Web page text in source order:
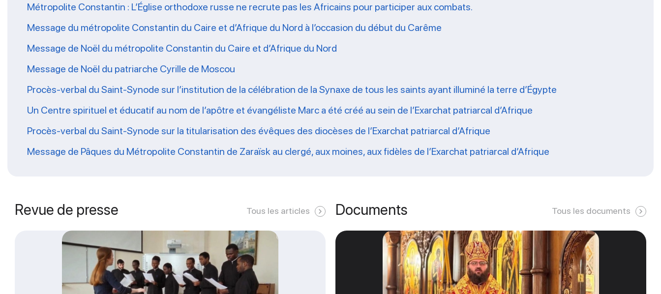
Métropolite Constantin : L’Église orthodoxe russe ne recrute pas les Africains pour participer aux combats.
Message du métropolite Constantin du Caire et d’Afrique du Nord à l’occasion du début du Carême
Message de Noël du métropolite Constantin du Caire et d’Afrique du Nord
Message de Noël du patriarche Cyrille de Moscou
Procès-verbal du Saint-Synode sur l’institution de la célébration de la Synaxe de tous les saints ayant illuminé la terre d’Égypte
Un Centre spirituel et éducatif au nom de l’apôtre et évangéliste Marc a été créé au sein de l’Exarchat patriarcal d’Afrique
Procès-verbal du Saint-Synode sur la titularisation des évêques des diocèses de l’Exarchat patriarcal d’Afrique
Message de Pâques du Métropolite Constantin de Zaraïsk au clergé, aux moines, aux fidèles de l’Exarchat patriarcal d’Afrique
Revue de presse Tous les articles Documents Tous les documents